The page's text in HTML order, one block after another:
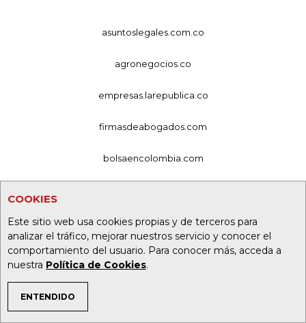
COOKIES
Este sitio web usa cookies propias y de terceros para
analizar el tráfico, mejorar nuestros servicio y conocer el
comportamiento del usuario. Para conocer más, acceda a
nuestra Política de Cookies.
ENTENDIDO
TEMAS DE INTERÉS
asuntoslegales.com.co
agronegocios.co
empresas.larepublica.co
firmasdeabogados.com
bolsaencolombia.com
carnavalindustriacultural.com
canalrcn.com